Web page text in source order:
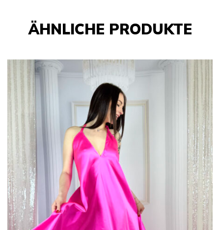
ÄHNLICHE PRODUKTE